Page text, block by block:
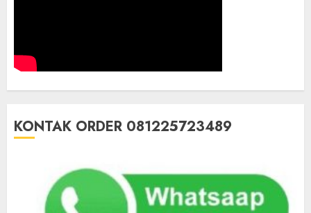
KONTAK ORDER 081225723489